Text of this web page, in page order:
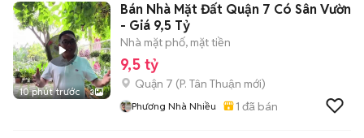
10 phút trước 3
Bán Nhà Mặt Đất Quận 7 Có Sân Vườn
- Giá 9,5 Tỷ
Nhà mặt phố, mặt tiền
9,5 tỷ
Quận 7 (P. Tân Thuận mới)
Phương Nhà Nhiều 1 đã bán